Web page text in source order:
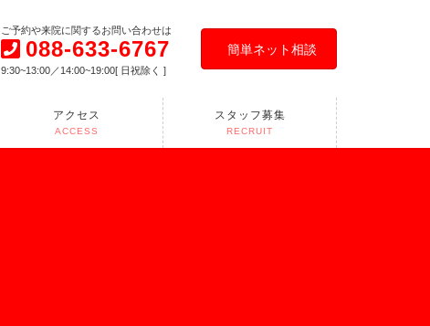
ご予約や来院に関するお問い合わせは
088-633-6767
9:30~13:00／14:00~19:00[ 日祝除く ]
簡単ネット相談
アクセス
ACCESS
スタッフ募集
RECRUIT